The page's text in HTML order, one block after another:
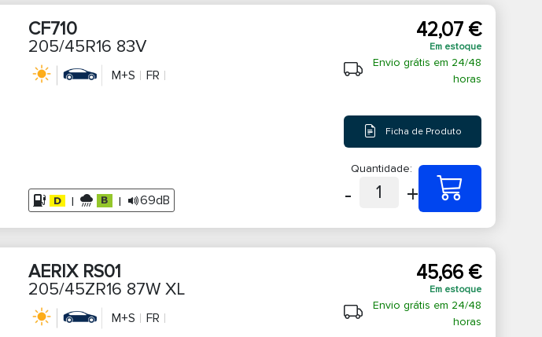
CF710
205/45R16 83V
M+S FR
| | 69dB
42,07 €
Em estoque
Envio grátis em 24/48
horas
Ficha de Produto
Quantidade:
- 1 +
AERIX RS01
205/45ZR16 87W XL
M+S FR
45,66 €
Em estoque
Envio grátis em 24/48
horas